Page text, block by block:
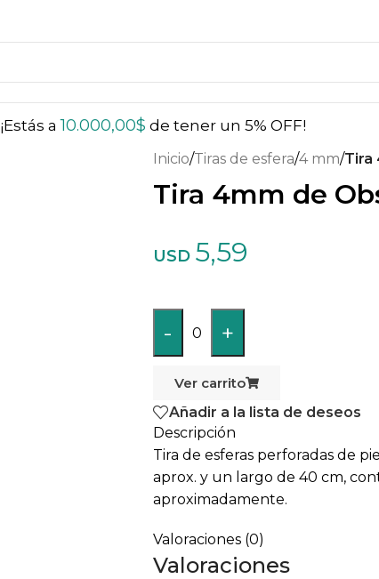
¡Estás a10.000,00$ de tener un 5% OFF!
Inicio/Tiras de esfera/4 mm/Tira
Tira 4mm de
USD 5,59
- 0 +
Ver carrito
Añadir a la lista de deseos
Descripción
Tira de esferas perforadas de
aprox. y un largo de 40 cm,
aproximadamente.
Valoraciones (0)
Valoraciones